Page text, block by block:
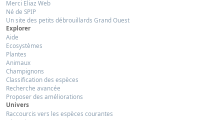
Merci Eliaz Web
Né de SPIP
Un site des petits débrouillards Grand Ouest
Explorer
Aide
Ecosystèmes
Plantes
Animaux
Champignons
Classification des espèces
Recherche avancée
Proposer des améliorations
Univers
Raccourcis vers les espèces courantes